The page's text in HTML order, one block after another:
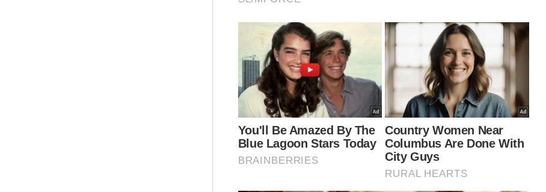
bertindak memulangkan aset kerajaan pada
Khamis lalu, manakala ADUN Telok Mas, Datuk
Noor Effandi Ahmad meminta untuk
menangguhkan pemulangan aset hingga Isnin
depan.
Sinar Harian pada Jumaat melaporkan Norhizam
akan memulangkan kereta rasmi dan kunci
JAPERUN sekiranya semua wakil rakyat bertindak
demikian.